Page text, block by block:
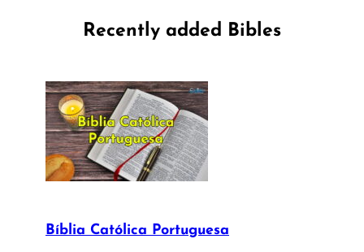
Recently added Bibles
Bíblia Católica Portuguesa